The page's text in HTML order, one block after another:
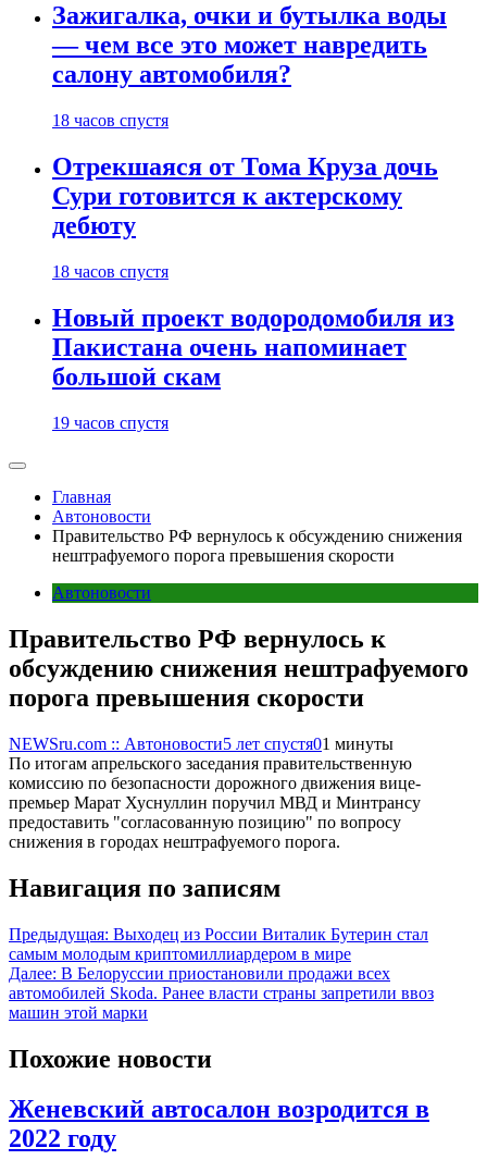
Зажигалка, очки и бутылка воды
— чем все это может навредить
салону автомобиля?
18 часов спустя
Отрекшаяся от Тома Круза дочь
Сури готовится к актерскому
дебюту
18 часов спустя
Новый проект водородомобиля из
Пакистана очень напоминает
большой скам
19 часов спустя
Главная
Автоновости
Правительство РФ вернулось к обсуждению снижения
нештрафуемого порога превышения скорости
Автоновости
Правительство РФ вернулось к
обсуждению снижения нештрафуемого
порога превышения скорости
NEWSru.com :: Автоновости5 лет спустя01 минуты
По итогам апрельского заседания правительственную
комиссию по безопасности дорожного движения вице-
премьер Марат Хуснуллин поручил МВД и Минтрансу
предоставить "согласованную позицию" по вопросу
снижения в городах нештрафуемого порога.
Навигация по записям
Предыдущая: Выходец из России Виталик Бутерин стал
самым молодым криптомиллиардером в мире
Далее: В Белоруссии приостановили продажи всех
автомобилей Skoda. Ранее власти страны запретили ввоз
машин этой марки
Похожие новости
Женевский автосалон возродится в
2022 году